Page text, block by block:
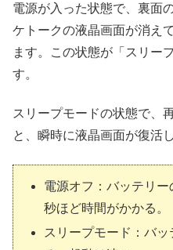
電源が入った状態で、裏面
ケトークの液晶画面が消え
ます。この状態が「スリー
す。
スリープモードの状態で、
と、瞬時に液晶画面が復活
電源オフ：バッテリ
秒ほど時間がかかる。
スリープモード：バ